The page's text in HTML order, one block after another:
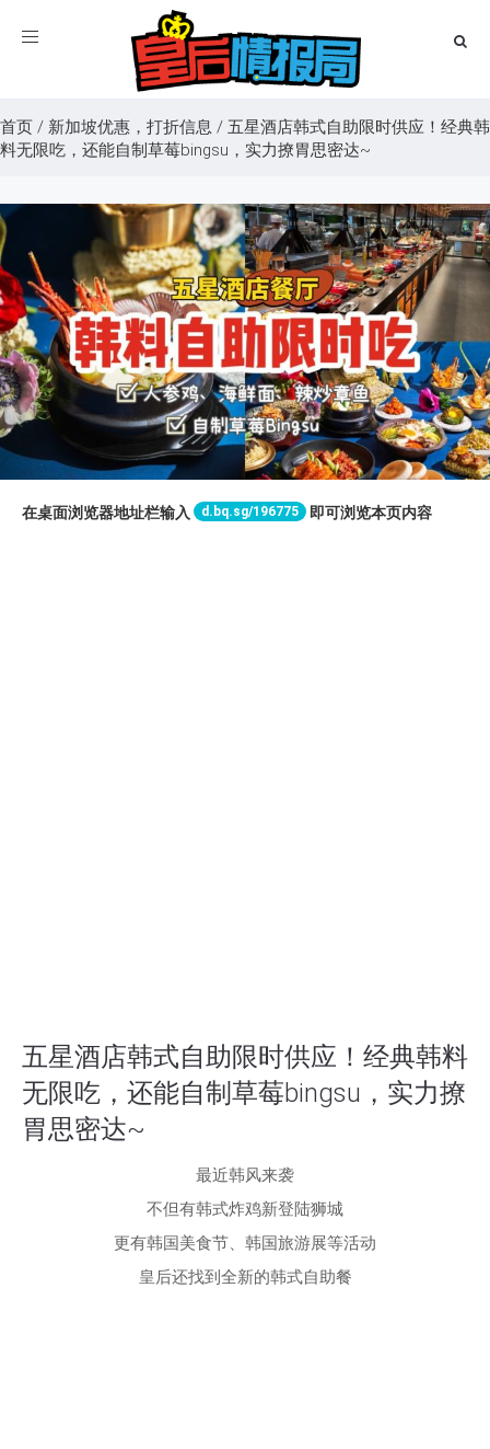
Toggle
首页 / 新加坡优惠，打折信息 / 五星酒店韩式自助限时供应！经典韩
料无限吃，还能自制草莓bingsu，实力撩胃思密达~
在桌面浏览器地址栏输入 d.bq.sg/196775 即可浏览本页内容
五星酒店韩式自助限时供应！经典韩料
无限吃，还能自制草莓bingsu，实力撩
胃思密达~
最近韩风来袭
不但有韩式炸鸡新登陆狮城
更有韩国美食节、韩国旅游展等活动
皇后还找到全新的韩式自助餐